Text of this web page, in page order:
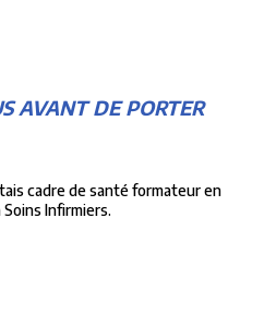
AVANT DE PORTER
cadre de santé formateur en
Infirmiers.